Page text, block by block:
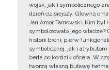
wojsk, jak i symbolicznego
dzień dzisiejszy. Główną
Jan Amor Tarnowski. Kim był
symbolizowało jego
historii broni, pierw
symbolicznej, jak i atrybutom
berła po kordzik oficera. W
tworzą własną buławę